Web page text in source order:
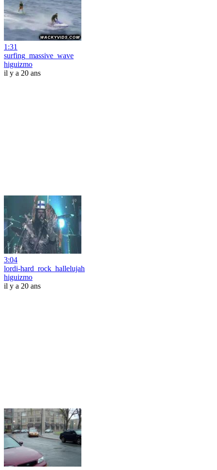
1:31
surfing_massive_wave
higuizmo
il y a 20 ans
3:04
lordi-hard_rock_hallelujah
higuizmo
il y a 20 ans